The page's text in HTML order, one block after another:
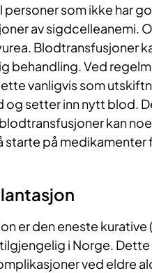
som ikke har
av sigdcelleanemi.
Blodtransfusjoner
behandling. Ved
vanligvis som
setter inn nytt blod.
kan
på medikamenter
er den eneste
i Norge.
ved eldre